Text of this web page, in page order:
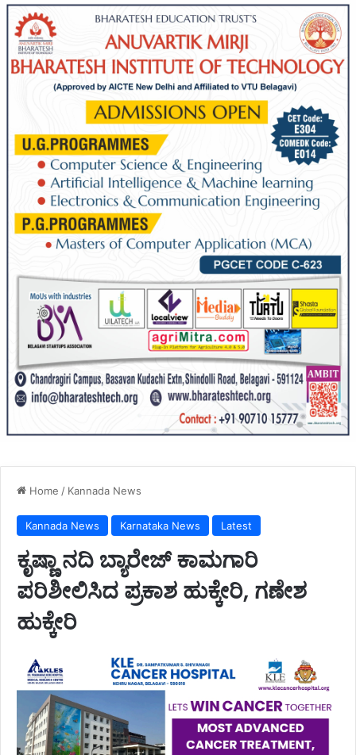
Home / Kannada News
Kannada News Karnataka News Latest
ಕೃಷ್ಣಾ ನದಿ ಬ್ಯಾರೇಜ್ ಕಾಮಗಾರಿ
ಪರಿಶೀಲಿಸಿದ ಪ್ರಕಾಶ ಹುಕ್ಕೇರಿ, ಗಣೇಶ
ಹುಕ್ಕೇರಿ